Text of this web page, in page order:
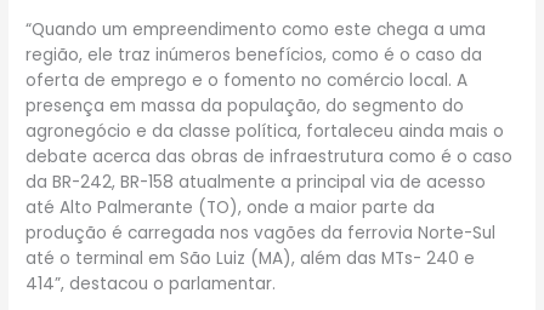
“Quando um empreendimento como este chega a uma
região, ele traz inúmeros benefícios, como é o caso da
oferta de emprego e o fomento no comércio local. A
presença em massa da população, do segmento do
agronegócio e da classe política, fortaleceu ainda mais o
debate acerca das obras de infraestrutura como é o caso
da BR-242, BR-158 atualmente a principal via de acesso
até Alto Palmerante (TO), onde a maior parte da
produção é carregada nos vagões da ferrovia Norte-Sul
até o terminal em São Luiz (MA), além das MTs- 240 e
414”, destacou o parlamentar.